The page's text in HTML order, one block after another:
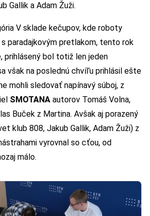
Gallik a Adam Žuži.
V sklade kečupov, kde roboty
paradajkovým pretlakom, tento rok
prihlásený bol totiž len jeden
však na poslednú chvíľu prihlásil ešte
mohli sledovať napínavý súboj, z
SMOTANA autorov Tomáš Volna,
Buček z Martina. Avšak aj porazený
klub 808, Jakub Gallik, Adam Žuži) z
vyrovnal so cťou, od
málo.